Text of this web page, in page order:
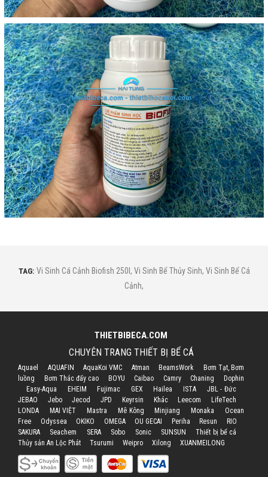
TAG: Vi Sinh Cá Cảnh Biofish 250l , Vi Sinh Bể Thủy Sinh, Vi Sinh Bể Cá
Cảnh,
THIETBIBECA.COM
CHUYÊN TRANG THIẾT BỊ BỂ CÁ
Aquael AQUAFIN AquaKoi VMC Atman BeamsWork
Bơm Tạt, Bơm
luồng
Bơm Thác đẩy cao BOYU Caibao Camry Chaning
Dophin
Easy-Aqua
EHEIM Fujimac GEX Hailea ISTA
JBL - Đức
JEBAO
Jebo Jecod JPD Keyrsin Khác Leecom
LifeTech
LONDA
MAI VIỆT Mastra Mê Kông Minjiang Monaka
Ocean
Free
Odyssea OKIKO OMEGA OU GECAI Periha Resun
RIO
SAKURA
Seachem SERA Sobo Sonic SUNSUN
Thiết bị bể cá
Thủy sản An Lộc Phát
Tsurumi Weipro Xilong XUANMEILONG